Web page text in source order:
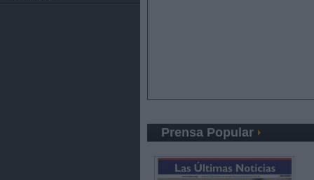
Prensa Popular